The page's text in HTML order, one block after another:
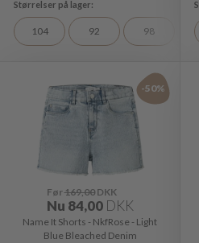
104 92 98
-50%
Før169,00DKK
Nu 84,00 DKK
Name It Shorts - NkfRose - Light
Blue Bleached Denim